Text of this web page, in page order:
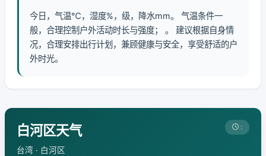
今日，气温℃，湿度%，级，降水mm。 气温条件一
般，合理控制户外活动时长与强度； 。 建议根据自身情
况，合理安排出行计划，兼顾健康与安全，享受舒适的户
外时光。
白河区天气
台湾 · 白河区
: